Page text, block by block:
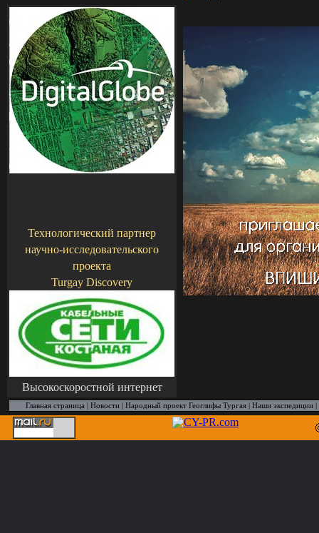
Технологический партнер
научно-исследовательского
проекта
Turgay Discovery
Высокоскоростной интернет
Главная страница Новости| Народный проект Геоглифы Тургая| Наши экспедиции|